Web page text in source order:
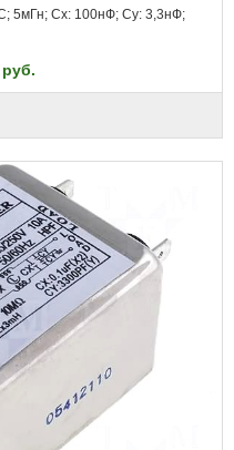
5мГн; Cx: 100нФ; Cy: 3,3нФ;
руб.